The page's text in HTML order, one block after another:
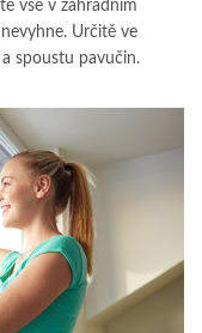
vše v zahradním
Určitě ve
spoustu pavučin.